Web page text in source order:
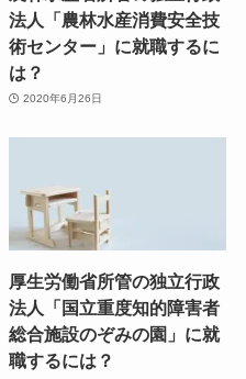
法人「農林水産消費安全技
術センター」に就職するに
は？
2020年6月26日
厚生労働省所管の独立行政
法人「国立重度知的障害者
総合施設のぞみの園」に就
職するには？